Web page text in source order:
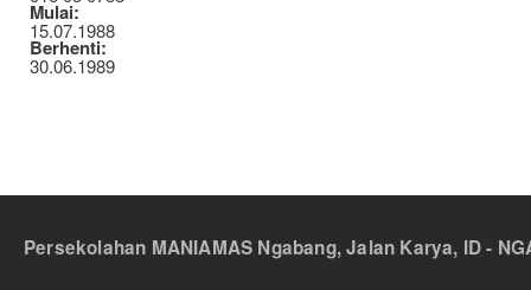
Mulai:
15.07.1988
Berhenti:
30.06.1989
Persekolahan MANIAMAS Ngabang, Jalan Karya, ID -